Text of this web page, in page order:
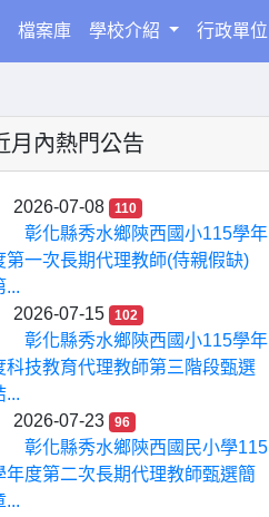
檔案庫 學校介紹 行政單位
月內熱門公告
2026-07-08 110
彰化縣秀水鄉陝西國小115學年
第一次長期代理教師(侍親假缺)
...
2026-07-15
102
彰化縣秀水鄉陝西國小115學年
科技教育代理教師第三階段甄選
...
2026-07-23
96
彰化縣秀水鄉陝西國民小學115
年度第二次長期代理教師甄選簡
...